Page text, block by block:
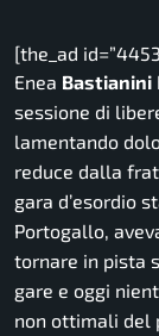
[the_ad
Enea Bastianini
sessione di
lamentando
reduce dalla
gara d’esordio
Portogallo,
tornare in pista
gare e oggi
non ottimali del